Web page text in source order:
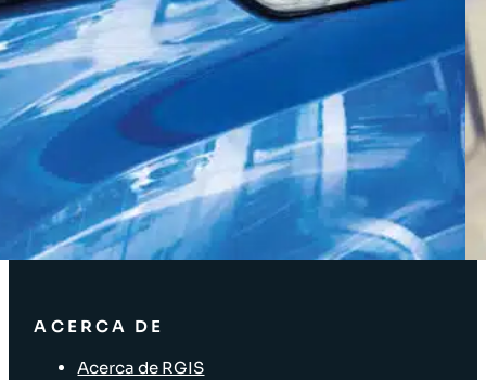
Acceso Clientes
SOLUCIONES
Soluciones de inventario
Soluciones empresariales
Soluciones para la cadena de suministro
Etiquetado de activos
Soluciones para el sector minorista
ACERCA DE
Acerca de RGIS